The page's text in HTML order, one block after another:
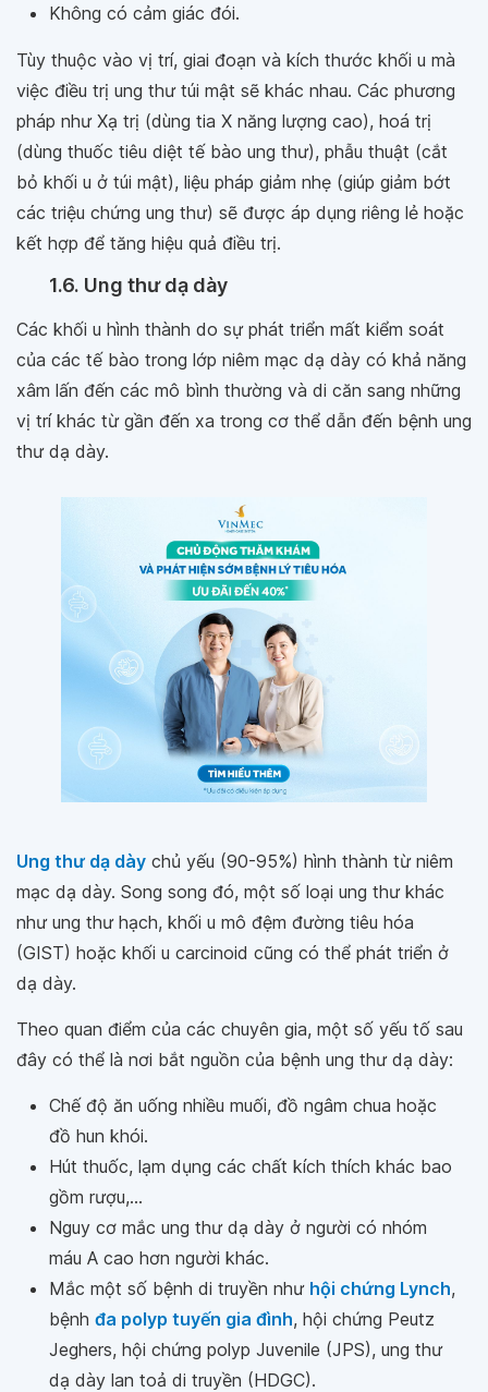
Không có cảm giác đói.
Tùy thuộc vào vị trí, giai đoạn và kích thước khối u mà
việc điều trị ung thư túi mật sẽ khác nhau. Các phương
pháp như Xạ trị (dùng tia X năng lượng cao), hoá trị
(dùng thuốc tiêu diệt tế bào ung thư), phẫu thuật (cắt
bỏ khối u ở túi mật), liệu pháp giảm nhẹ (giúp giảm bớt
các triệu chứng ung thư) sẽ được áp dụng riêng lẻ hoặc
kết hợp để tăng hiệu quả điều trị.
1.6. Ung thư dạ dày
Các khối u hình thành do sự phát triển mất kiểm soát
của các tế bào trong lớp niêm mạc dạ dày có khả năng
xâm lấn đến các mô bình thường và di căn sang những
vị trí khác từ gần đến xa trong cơ thể dẫn đến bệnh ung
thư dạ dày.
Ung thư dạ dày chủ yếu (90-95%) hình thành từ niêm
mạc dạ dày. Song song đó, một số loại ung thư khác
như ung thư hạch, khối u mô đệm đường tiêu hóa
(GIST) hoặc khối u carcinoid cũng có thể phát triển ở
dạ dày.
Theo quan điểm của các chuyên gia, một số yếu tố sau
đây có thể là nơi bắt nguồn của bệnh ung thư dạ dày:
Chế độ ăn uống nhiều muối, đồ ngâm chua hoặc
đồ hun khói.
Hút thuốc, lạm dụng các chất kích thích khác bao
gồm rượu,...
Nguy cơ mắc ung thư dạ dày ở người có nhóm
máu A cao hơn người khác.
Mắc một số bệnh di truyền như hội chứng Lynch,
bệnh đa polyp tuyến gia đình, hội chứng Peutz
Jeghers, hội chứng polyp Juvenile (JPS), ung thư
dạ dày lan toả di truyền (HDGC).